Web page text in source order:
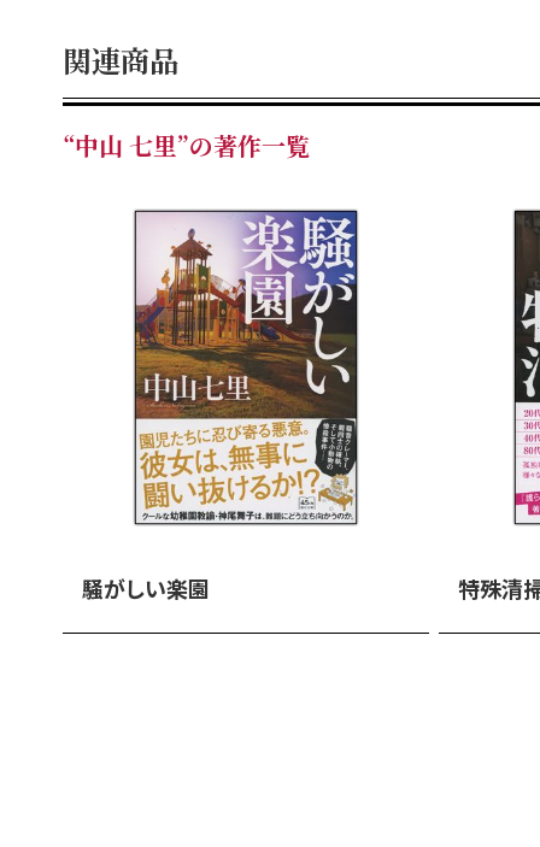
関連商品
“中山 七里”の著作一覧
騒がしい楽園 特殊清